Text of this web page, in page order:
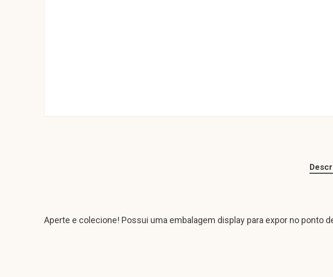
Aperte e colecione! Possui uma embalagem display para expor no ponto